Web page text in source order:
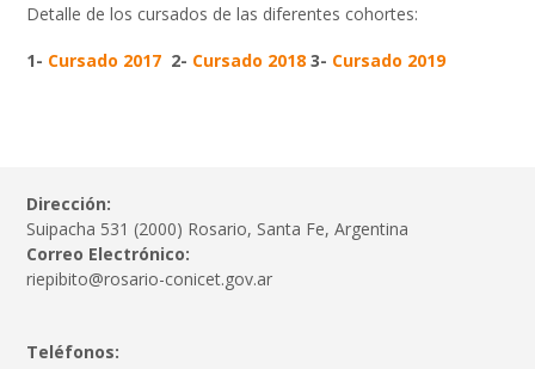
Detalle de los cursados de las diferentes cohortes:
1- Cursado 2017 2- Cursado 2018 3- Cursado 2019
Dirección:
Suipacha 531 (2000) Rosario, Santa Fe, Argentina
Correo Electrónico:
riepibito@rosario-conicet.gov.ar
Teléfonos: